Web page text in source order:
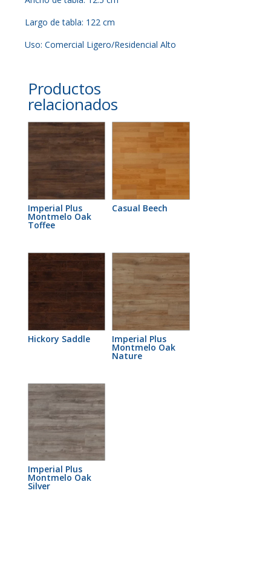
Largo de tabla: 122 cm
Uso: Comercial Ligero/Residencial Alto
Productos
relacionados
Imperial Plus
Montmelo Oak
Toffee
Casual Beech
Hickory Saddle Imperial Plus
Montmelo Oak
Nature
Imperial Plus
Montmelo Oak
Silver